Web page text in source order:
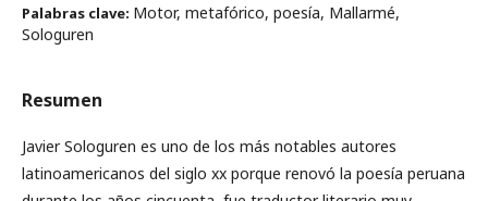
Palabras clave: Motor, metafórico, poesía, Mallarmé,
Sologuren
Resumen
Javier Sologuren es uno de los más notables autores
latinoamericanos del siglo xx porque renovó la poesía peruana